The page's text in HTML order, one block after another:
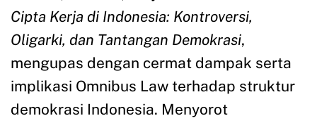
Cipta Kerja di Indonesia: Kontroversi,
Oligarki, dan Tantangan Demokrasi,
mengupas dengan cermat dampak serta
implikasi Omnibus Law terhadap struktur
demokrasi Indonesia. Menyorot